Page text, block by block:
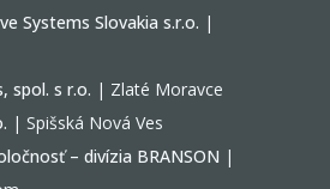
Systems Slovakia s.r.o. |
spol. s r.o. | Zlaté Moravce
| Spišská Nová Ves
– divízia BRANSON |